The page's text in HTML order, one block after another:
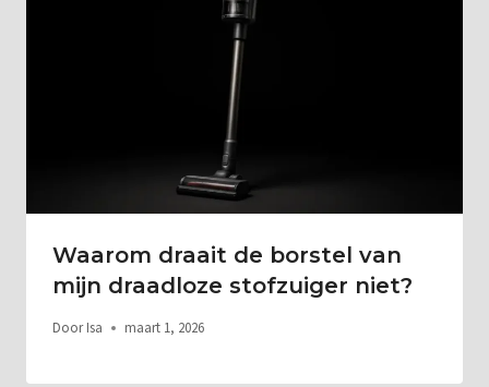
Waarom draait de borstel van
mijn draadloze stofzuiger niet?
Door Isa maart 1, 2026